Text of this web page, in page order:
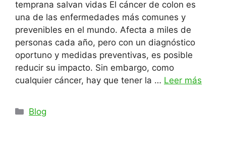
temprana salvan vidas El cáncer de colon es
una de las enfermedades más comunes y
prevenibles en el mundo. Afecta a miles de
personas cada año, pero con un diagnóstico
oportuno y medidas preventivas, es posible
reducir su impacto. Sin embargo, como
cualquier cáncer, hay que tener la … Leer más
Categorías
Blog